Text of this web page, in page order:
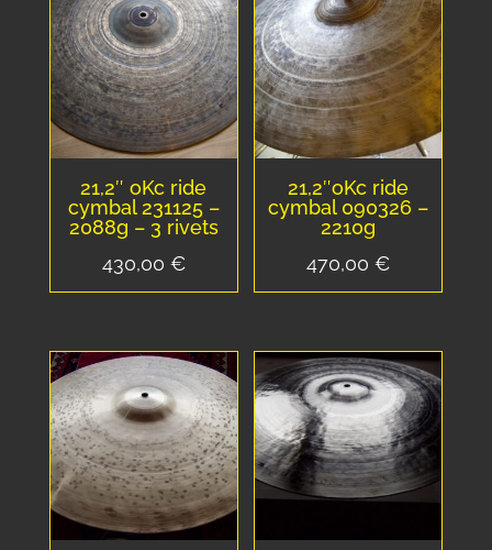
21,2″ oKc ride
cymbal 231125 –
2088g – 3 rivets
430,00 €
21,2″oKc ride
cymbal 090326 –
2210g
470,00€